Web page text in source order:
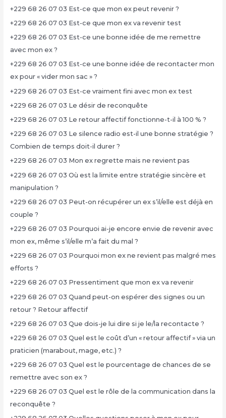
+229 68 26 07 03 Est-ce que mon ex peut revenir ?
+229 68 26 07 03 Est-ce que mon ex va revenir test
+229 68 26 07 03 Est-ce une bonne idée de me remettre
avec mon ex ?
+229 68 26 07 03 Est-ce une bonne idée de recontacter mon
ex pour « vider mon sac » ?
+229 68 26 07 03 Est-ce vraiment fini avec mon ex test
+229 68 26 07 03 Le désir de reconquête
+229 68 26 07 03 Le retour affectif fonctionne-t-il à 100 % ?
+229 68 26 07 03 Le silence radio est-il une bonne stratégie ?
Combien de temps doit-il durer ?
+229 68 26 07 03 Mon ex regrette mais ne revient pas
+229 68 26 07 03 Où est la limite entre stratégie sincère et
manipulation ?
+229 68 26 07 03 Peut-on récupérer un ex s’il/elle est déjà en
couple ?
+229 68 26 07 03 Pourquoi ai-je encore envie de revenir avec
mon ex, même s’il/elle m’a fait du mal ?
+229 68 26 07 03 Pourquoi mon ex ne revient pas malgré mes
efforts ?
+229 68 26 07 03 Pressentiment que mon ex va revenir
+229 68 26 07 03 Quand peut-on espérer des signes ou un
retour ? Retour affectif
+229 68 26 07 03 Que dois-je lui dire si je le/la recontacte ?
+229 68 26 07 03 Quel est le coût d’un « retour affectif » via un
praticien (marabout, mage, etc.) ?
+229 68 26 07 03 Quel est le pourcentage de chances de se
remettre avec son ex ?
+229 68 26 07 03 Quel est le rôle de la communication dans la
reconquête ?